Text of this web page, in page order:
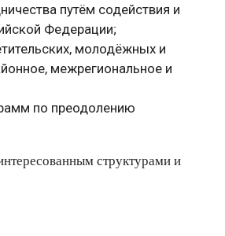
путём содействия и
Федерации;
молодёжных и
межрегиональное и
по преодолению
структурами и